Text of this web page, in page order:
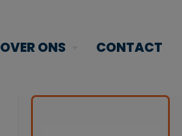
OVER ONS CONTACT